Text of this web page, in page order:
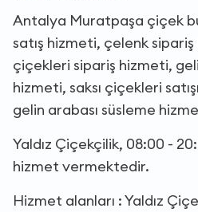
Antalya Muratpaşa çiçek
satış hizmeti, çelenk
çiçekleri sipariş hizmeti,
hizmeti, saksı çiçekleri
gelin arabası süsleme
Yaldız Çiçekçilik, 08:00 -
hizmet vermektedir.
Hizmet alanları : Yaldız